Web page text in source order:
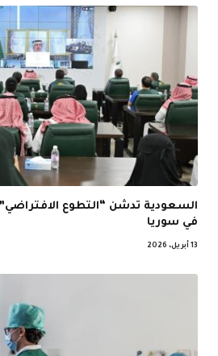
السعودية تدشن “التطوع
في سوريا
13 أبريل، 2026